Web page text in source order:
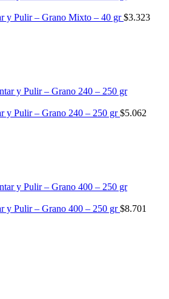
y Pulir – Grano Mixto – 40 gr$3.323
y Pulir – Grano 240 – 250 gr$5.062
y Pulir – Grano 400 – 250 gr$8.701